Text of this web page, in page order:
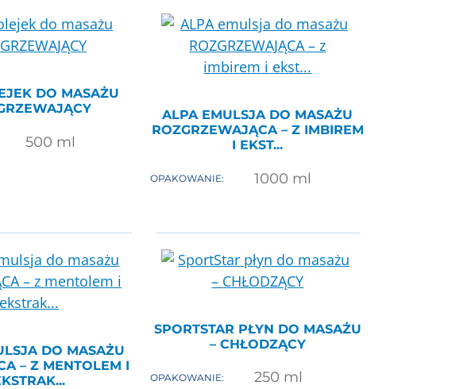
DO MASAŻU
500 ml
ALPA EMULSJA DO MASAŻU
ROZGRZEWAJĄCA – Z IMBIREM
I EKST...
OPAKOWANIE: 1000 ml
DO MASAŻU
– Z MENTOLEM I
SPORTSTAR PŁYN DO MASAŻU
– CHŁODZĄCY
OPAKOWANIE: 250 ml